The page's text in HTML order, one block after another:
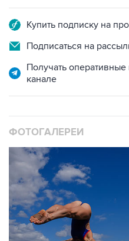
Купить подписку на
Подписаться на
Получать
канале
ФОТОГАЛЕРЕИ